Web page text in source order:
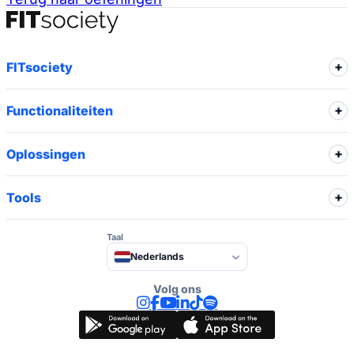
FITsociety
Functionaliteiten
Oplossingen
Tools
Taal
Nederlands
Volg ons